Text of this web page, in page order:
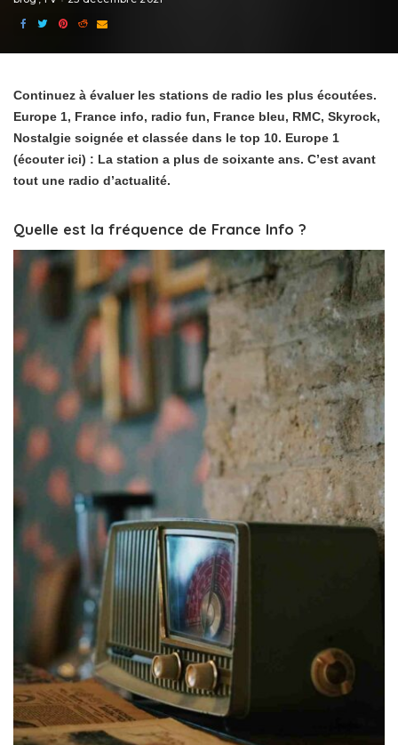
Continuez à évaluer les stations de radio les plus écoutées.
Europe 1, France info, radio fun, France bleu, RMC, Skyrock,
Nostalgie soignée et classée dans le top 10. Europe 1
(écouter ici) : La station a plus de soixante ans. C’est avant
tout une radio d’actualité.
Quelle est la fréquence de France Info ?